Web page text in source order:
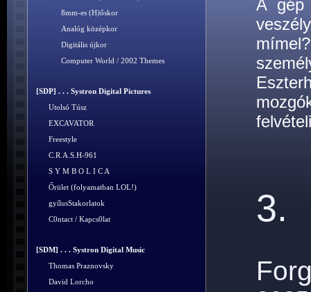
8mm-es (H)őskor
Analóg középkor
Digitális újkor
Computer World / 2002 Themes
[SDP] . . . Systron Digital Pictures
Utolsó Túsz
EXCAVATOR
Freestyle
C.R.A.S.H-961
S Y M B O L I C A
Őrület (folyamatban LOL!)
gyílusStakorlatok
C0ntact / Kapcs0lat
[SDM] . . . Systron Digital Music
Thomas Praznovsky
David Lorcho
A gép
3.